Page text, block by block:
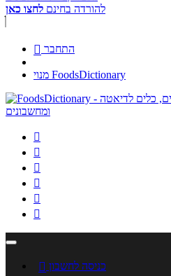
להורדה בחינם לחצו כאן
 התחבר
מנוי FoodsDictionary






 כניסה לחשבון